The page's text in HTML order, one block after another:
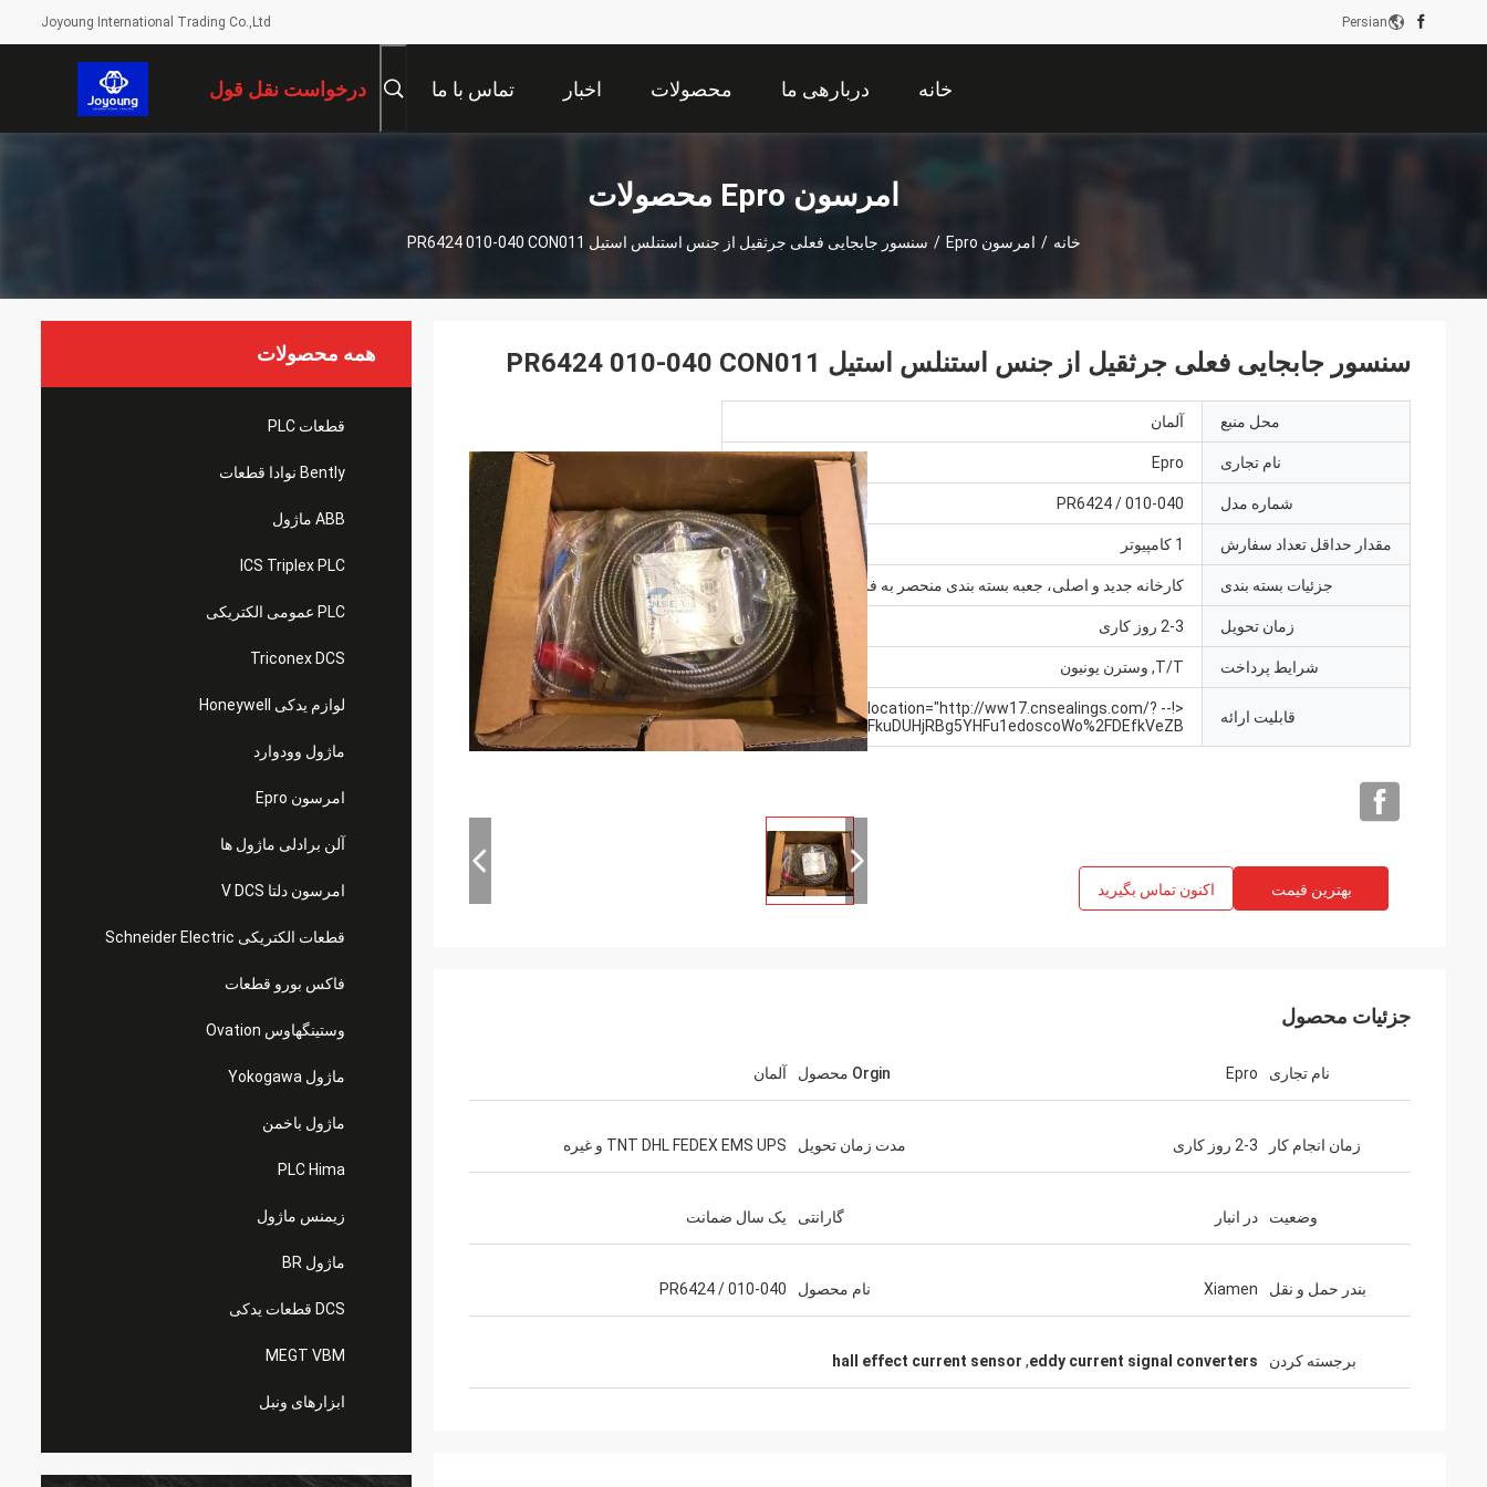
Joyoung International Trading Co.,Ltd Persian
خانه دربارهی ما محصولات اخبار تماس با ما درخواست نقل قول
امرسون Epro محصولات
خانه / امرسون Epro / سنسور جابجایی فعلی جرثقیل از جنس استنلس استیل PR6424 010-040 CON011
همه محصولات
قطعات PLC
Bently نوادا قطعات
ABB ماژول
ICS Triplex PLC
PLC عمومی الکتریکی
Triconex DCS
لوازم یدکی Honeywell
ماژول وودوارد
امرسون Epro
آلن برادلی ماژول ها
امرسون دلتا V DCS
قطعات الکتریکی Schneider Electric
فاکس بورو قطعات
وستینگهاوس Ovation
ماژول Yokogawa
ماژول باخمن
PLC Hima
زیمنس ماژول
ماژول BR
DCS قطعات یدکی
MEGT VBM
ابزارهای ونبل
سنسور جابجایی فعلی جرثقیل از جنس استنلس استیل PR6424 010-040 CON011
محل منبع آلمان
نام تجاری Epro
شماره مدل PR6424 / 010-040
مقدار حداقل تعداد سفارش 1 کامپیوتر
جزئیات بسته بندی کارخانه جدید و اصلی، جعبه بسته بندی منحصر به فرد
زمان تحویل 2-3 روز کاری
شرایط پرداخت T/T, وسترن یونیون
قابلیت ارائه
<!-- top.location="http://ww17.cnsealings.com/?
fp=3xef0jIA2t5%2FkuDUHjRBg5YHFu1edoscoWo%2FDEfkVeZB
بهترین قیمت اکنون تماس بگیرید
جزئیات محصول
نام تجاری Epro Orgin محصول آلمان
زمان انجام کار 2-3 روز کاری مدت زمان تحویل TNT DHL FEDEX EMS UPS و غیره
وضعیت در انبار گارانتی یک سال ضمانت
بندر حمل و نقل Xiamen نام محصول PR6424 / 010-040
برجسته کردن eddy current signal converters
,
hall effect current sensor